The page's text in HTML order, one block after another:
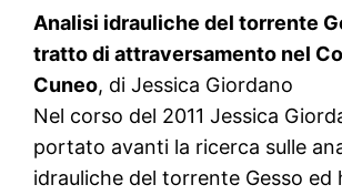
Analisi idrauliche del torrente
tratto di attraversamento nel
Cuneo, di Jessica Giordano
Nel corso del 2011 Jessica
portato avanti la ricerca sulle
idrauliche del torrente Gesso ed